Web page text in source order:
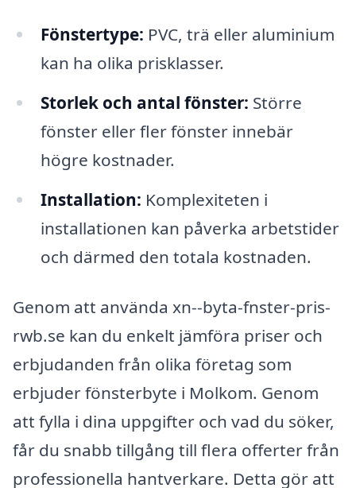
Fönstertype: PVC, trä eller aluminium
kan ha olika prisklasser.
Storlek och antal fönster: Större
fönster eller fler fönster innebär
högre kostnader.
Installation: Komplexiteten i
installationen kan påverka arbetstider
och därmed den totala kostnaden.
Genom att använda xn--byta-fnster-pris-
rwb.se kan du enkelt jämföra priser och
erbjudanden från olika företag som
erbjuder fönsterbyte i Molkom. Genom
att fylla i dina uppgifter och vad du söker,
får du snabb tillgång till flera offerter från
professionella hantverkare. Detta gör att